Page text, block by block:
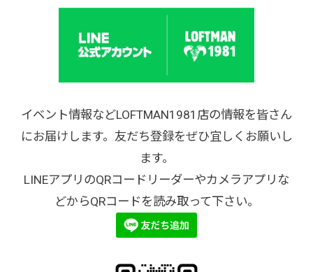
イベント情報などLOFTMAN1981店の情報を皆さん
にお届けします。友だち登録をぜひ宜しくお願いし
ます。
LINEアプリのQRコードリーダーやカメラアプリな
どからQRコードを読み取って下さい。